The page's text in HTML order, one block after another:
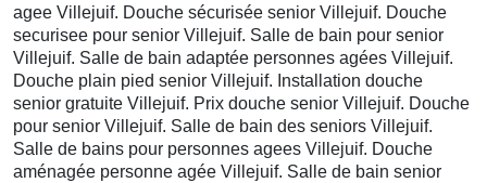
agee Villejuif. Douche sécurisée senior Villejuif. Douche
securisee pour senior Villejuif. Salle de bain pour senior
Villejuif. Salle de bain adaptée personnes agées Villejuif.
Douche plain pied senior Villejuif. Installation douche
senior gratuite Villejuif. Prix douche senior Villejuif. Douche
pour senior Villejuif. Salle de bain des seniors Villejuif.
Salle de bains pour personnes agees Villejuif. Douche
aménagée personne agée Villejuif. Salle de bain senior